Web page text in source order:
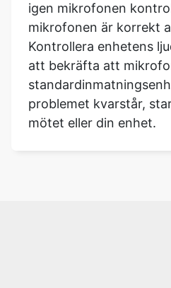
igen mikrofonen
mikrofonen är korrekt
Kontrollera enhetens
att bekräfta att
problemet kvarstår,
mötet eller din enhet.